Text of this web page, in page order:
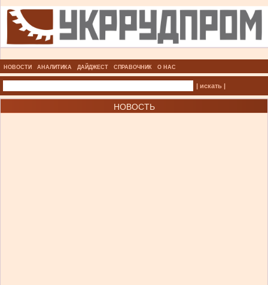
НОВОСТИ АНАЛИТИКА ДАЙДЖЕСТ СПРАВОЧНИК О НАС
| искать |
НОВОСТЬ